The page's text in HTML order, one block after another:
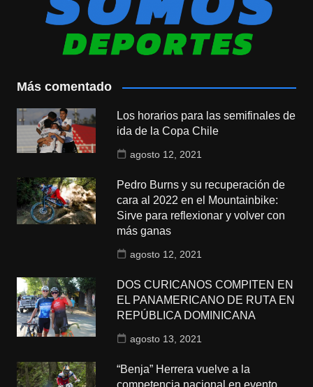
Más comentado
Los horarios para las semifinales de
ida de la Copa Chile
agosto 12, 2021
Pedro Burns y su recuperación de
cara al 2022 en el Mountainbike:
Sirve para reflexionar y volver con
más ganas
agosto 12, 2021
DOS CURICANOS COMPITEN EN
EL PANAMERICANO DE RUTA EN
REPÚBLICA DOMINICANA
agosto 13, 2021
“Benja” Herrera vuelve a la
competencia nacional en evento